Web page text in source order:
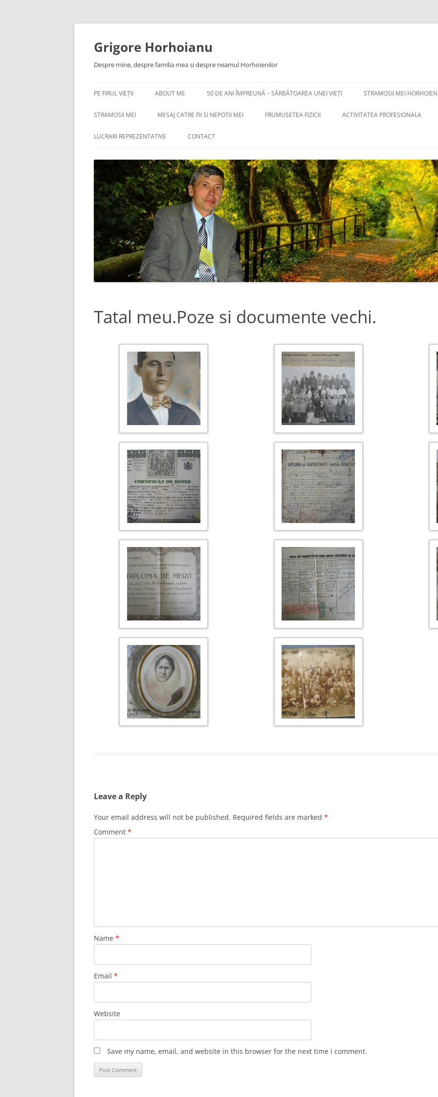
Skip
content
Grigore Horhoianu
Despre mine, despre familia mea si despre neamul Horhoienilor
PE FIRUL VIEȚII ABOUT ME 50 DE ANI ÎMPREUNĂ – SĂRBĂTOAREA UNEI VIEȚI STRAMOSII MEI
STRAMOSII MEI
IN MEMORIAM
TATĂL MEU
PETRECERE CU LĂUTARI
STRAMOSII MEI
PREOTUL PETRE HORHOIANU
ARBORE GENEALOGIC
TEIUL HORHOIENILOR
MESAJ CATRE FII SI NEPOTII MEI
50 DE ANI ÎMPREUNĂ –
SCRISOAREA UNUI TATA CATRE
FIUL SAU
SCRISOAREA UNUI TATA CATRE
FIUL SAU (PARTEA 2A )
DESPRE FIUL MEU, IONICA
HORHOIANU
VIAȚA OMULUI E DOAR AICI PE
PĂMÂNT
MESAJ CATRE FII SI NEPOTI
(CONTINUARE DE LA &1.6)
SECRETUL TIBETAN AL TINERETII
FRUMUSETEA FIZICII
CE A REUȘIT FIZICA CLASICĂ
TEORIA GENERALĂ A RELATIVITĂȚII
TEORIA RELATIVITAȚII RESTÂNSE
FIZICA CUANTICĂ
ATOMUL ȘI PARTICULELE
SUBATOMICE
FRUMUSETEA FIZICII. DE CE IUBESC
ANII CU FORMULE SI FOC DIN
INIMA ATOMILOR
FIZICA -POARTA SPRE
CUNOASTERE
STRUCTURA FUNDAMENTALA A
LUCRURILOR. REALITATEA NU E CE
PARE
INFORMAȚIA CA BAZĂ A REALITĂȚII
SFÂRȘITUL
PIONERII MECANICII CUANTICE
ECUAȚIA LUI DIRAC. FAIMOASA
ECUAȚIE A IUBIRII !
SAGEATA TIMPULUI. REALITATEA
LEGILE FIZICII SI GANDIREA LUI
DUMNEZEU. PRINCIPIUL
ANTROPIC
CUM A APĂRUT UNIVERSUL
MATERIA INTUNECATA SI ENERGIA
INTUNECATA.
CĂLATORI ÎN JURUL SOARELUI
PREVIZIUNI PE TERMEN LUNG
CEA MAI INTUNECATA ZI DIN
ISTORIA FIZICII. PROCESUL LUI
GALILEI IN FATA INCHIZITIEI.
ACTIVITATEA PROFESIONALA
LUCRARI REPREZENTATIVE
CUVANT LA PENSIONARE
LISTA DE LUCRARI (PAG.1)
LISTA DE LUCRARI (PAG.2)
LISTA DE LUCRARI (PAG.3)
LUCRARI REPREZENTATIVE
ELEMENTE COMBUSTIBILE
NUCLEARE REALIZATE IN ROMANIA
LUCRARI PDF
CONTACT
Tatal meu.Poze si documente vechi.
Leave a Reply
Your email address will not be published. Required fields are marked *
Comment *
Name *
Email *
Website
Save my name, email, and website in this browser for the next time I comment.